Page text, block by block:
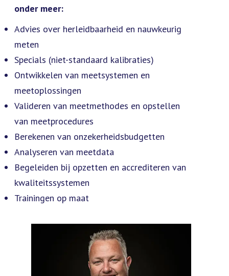
onder meer:
Advies over herleidbaarheid en nauwkeurig
meten
Specials (niet-standaard kalibraties)
Ontwikkelen van meetsystemen en
meetoplossingen
Valideren van meetmethodes en opstellen
van meetprocedures
Berekenen van onzekerheidsbudgetten
Analyseren van meetdata
Begeleiden bij opzetten en accrediteren van
kwaliteitssystemen
Trainingen op maat